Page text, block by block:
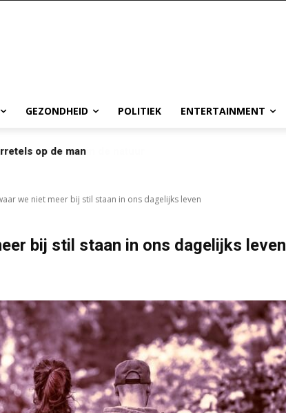
GEZONDHEID POLITIEK ENTERTAINMENT
op de man
we niet meer bij stil staan in ons dagelijks leven
bij stil staan in ons dagelijks leven